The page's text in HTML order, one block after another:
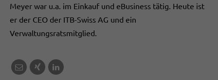
Meyer war u.a. im Einkauf und eBusiness tätig. Heute ist
er der CEO der ITB-Swiss AG und ein
Verwaltungsratsmitglied.